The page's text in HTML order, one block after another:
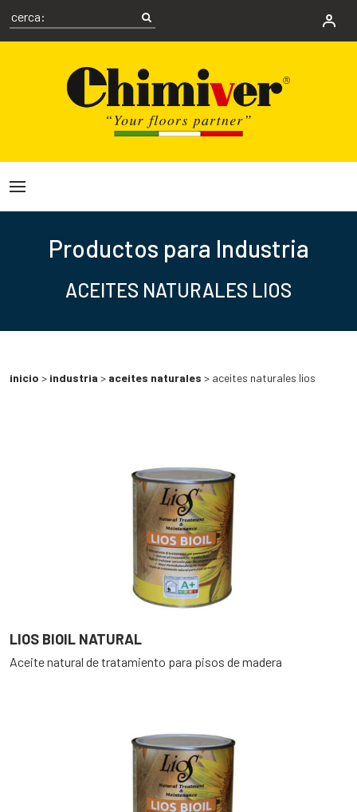
Productos para Industria
ACEITES NATURALES LIOS
inicio > industria > aceites naturales > aceites naturales lios
LIOS BIOIL NATURAL
Aceite natural de tratamiento para pisos de madera